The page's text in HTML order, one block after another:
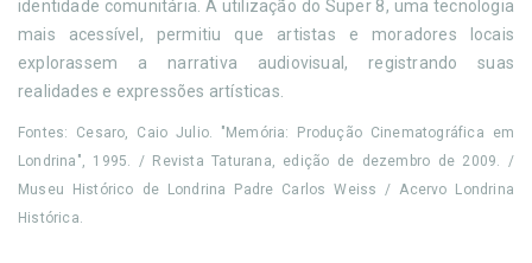
identidade comunitária. A utilização do Super 8, uma tecnologia
mais acessível, permitiu que artistas e moradores locais
explorassem a narrativa audiovisual, registrando suas
realidades e expressões artísticas.
Fontes: Cesaro, Caio Julio. "Memória: Produção Cinematográfica em
Londrina", 1995. / Revista Taturana, edição de dezembro de 2009. /
Museu Histórico de Londrina Padre Carlos Weiss / Acervo Londrina
Histórica.